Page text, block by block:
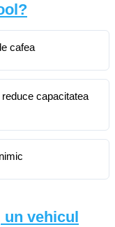
cafea
capacitatea
un vehicul